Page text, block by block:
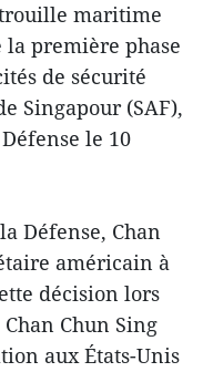
maritime
la première phase
de sécurité
Singapour (SAF),
le 10
Défense, Chan
américain à
décision lors
Chun Sing
aux États-Unis